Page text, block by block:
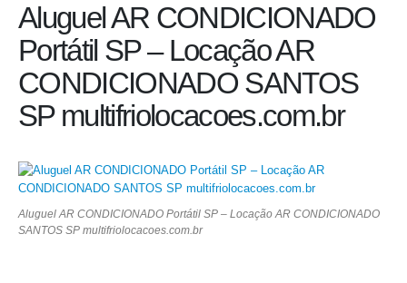
Aluguel AR CONDICIONADO
Portátil SP – Locação AR
CONDICIONADO SANTOS
SP multifriolocacoes.com.br
Aluguel AR CONDICIONADO Portátil SP – Locação AR CONDICIONADO
SANTOS SP multifriolocacoes.com.br